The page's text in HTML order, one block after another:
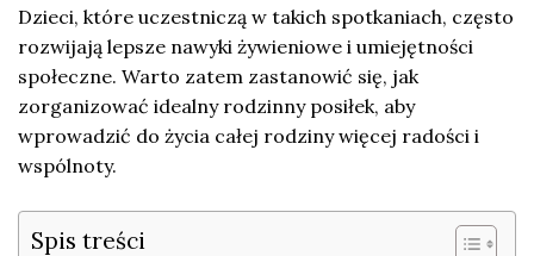
Dzieci, które uczestniczą w takich spotkaniach, często
rozwijają lepsze nawyki żywieniowe i umiejętności
społeczne. Warto zatem zastanowić się, jak
zorganizować idealny rodzinny posiłek, aby
wprowadzić do życia całej rodziny więcej radości i
wspólnoty.
Spis treści